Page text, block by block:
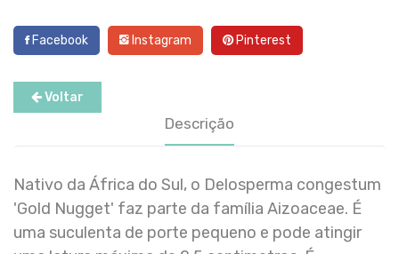
Facebook Instagram Pinterest
Voltar
Descrição
Nativo da África do Sul, o Delosperma congestum
'Gold Nugget' faz parte da família Aizoaceae. É
uma suculenta de porte pequeno e pode atingir